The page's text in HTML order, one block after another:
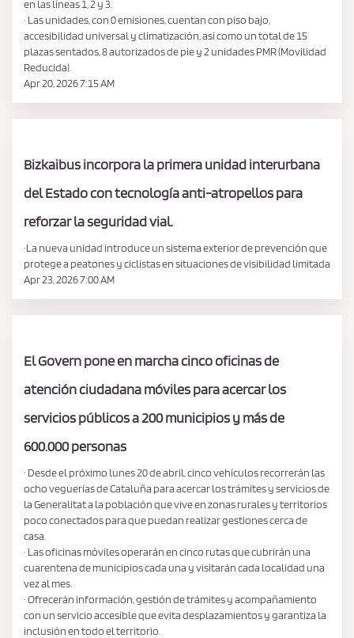
en las líneas 1, 2 y 3.
· Las unidades, con 0 emisiones, cuentan con piso bajo,
accesibilidad universal y climatización, así como un total de 15
plazas sentados, 8 autorizados de pie y 2 unidades PMR (Movilidad
Reducida).
Apr 20, 2026 7:15 AM
Bizkaibus incorpora la primera unidad interurbana
del Estado con tecnología anti-atropellos para
reforzar la seguridad vial.
·La nueva unidad introduce un sistema exterior de prevención que
protege a peatones y ciclistas en situaciones de visibilidad limitada
Apr 23, 2026 7:00 AM
El Govern pone en marcha cinco oficinas de
atención ciudadana móviles para acercar los
servicios públicos a 200 municipios y más de
600.000 personas
· Desde el próximo lunes 20 de abril, cinco vehículos recorrerán las
ocho veguerías de Cataluña para acercar los trámites y servicios de
la Generalitat a la población que vive en zonas rurales y territorios
poco conectados para que puedan realizar gestiones cerca de
casa.
· Las oficinas móviles operarán en cinco rutas que cubrirán una
cuarentena de municipios cada una y visitarán cada localidad una
vez al mes.
· Ofrecerán información, gestión de trámites y acompañamiento
con un servicio accesible que evita desplazamientos y garantiza la
inclusión en todo el territorio.